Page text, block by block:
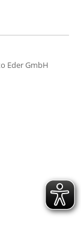
Eder GmbH